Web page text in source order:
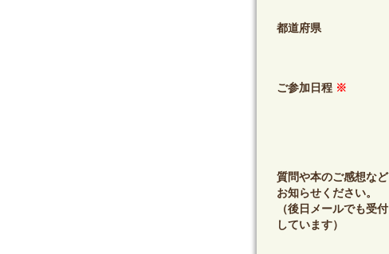
都道府県
ご参加日程 ※
質問や本のご感想など
お知らせください。
（後日メールでも受付
しています）